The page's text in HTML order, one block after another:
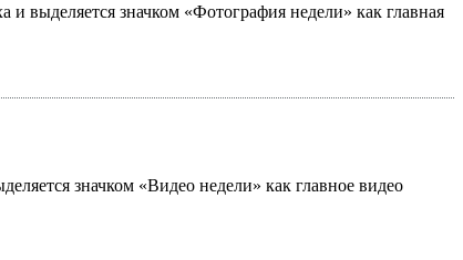
и выделяется значком «Фотография недели» как главная
значком «Видео недели» как главное видео